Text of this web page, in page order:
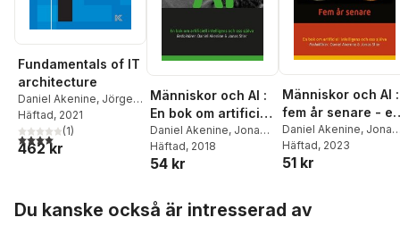
Fundamentals of IT
architecture
Daniel Akenine, Jörgen
Dahlberg,Eva
Kammerfors
Håkan Olsson
Häftad, 2021
4,0utav 5 stjärnor. Totalt antal röster:
(1)
462 kr
Människor och AI :
En bok om artificiell
intelligens och oss
själva
Daniel Akenine, Jonas
Stier
Häftad, 2018
54 kr
Människor och AI :
fem år senare - en
bok om artificiell
intelligens och
själva
Daniel Akenine, Jonas
Stier
Häftad, 2023
51 kr
Du kanske också är intresserad av